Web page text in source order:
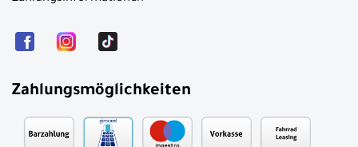
Zahlungsmöglichkeiten